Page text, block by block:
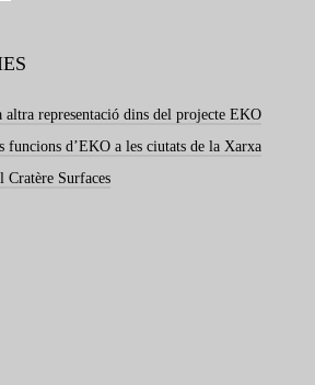
altra representació dins del projecte EKO
funcions d’EKO a les ciutats de la Xarxa
Cratère Surfaces